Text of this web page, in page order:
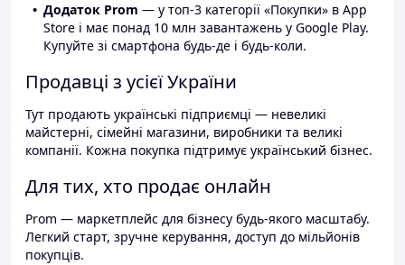
Додаток Prom — у топ-3 категорії «Покупки» в App
Store і має понад 10 млн завантажень у Google Play.
Купуйте зі смартфона будь-де і будь-коли.
Продавці з усієї України
Тут продають українські підприємці — невеликі
майстерні, сімейні магазини, виробники та великі
компанії. Кожна покупка підтримує український бізнес.
Для тих, хто продає онлайн
Prom — маркетплейс для бізнесу будь-якого масштабу.
Легкий старт, зручне керування, доступ до мільйонів
покупців.